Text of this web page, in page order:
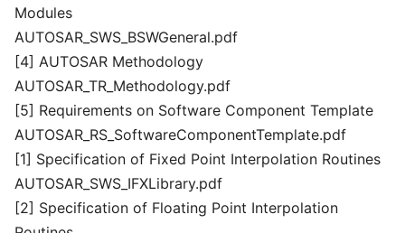
Modules
AUTOSAR_SWS_BSWGeneral.pdf
[4] AUTOSAR Methodology
AUTOSAR_TR_Methodology.pdf
[5] Requirements on Software Component Template
AUTOSAR_RS_SoftwareComponentTemplate.pdf
[1] Specification of Fixed Point Interpolation Routines
AUTOSAR_SWS_IFXLibrary.pdf
[2] Specification of Floating Point Interpolation